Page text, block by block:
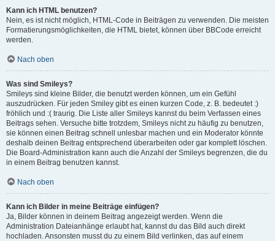
Kann ich HTML benutzen?
Nein, es ist nicht möglich, HTML-Code in Beiträgen zu verwenden. Die meisten
Formatierungsmöglichkeiten, die HTML bietet, können über BBCode erreicht
werden.
Nach oben
Was sind Smileys?
Smileys sind kleine Bilder, die benutzt werden können, um ein Gefühl
auszudrücken. Für jeden Smiley gibt es einen kurzen Code, z. B. bedeutet :)
fröhlich und :( traurig. Die Liste aller Smileys kannst du beim Verfassen eines
Beitrags sehen. Versuche bitte trotzdem, Smileys nicht zu häufig zu benutzen,
sie können einen Beitrag schnell unlesbar machen und ein Moderator könnte
deshalb deinen Beitrag entsprechend überarbeiten oder gar komplett löschen.
Die Board-Administration kann auch die Anzahl der Smileys begrenzen, die du
in einem Beitrag benutzen kannst.
Nach oben
Kann ich Bilder in meine Beiträge einfügen?
Ja, Bilder können in deinem Beitrag angezeigt werden. Wenn die
Administration Dateianhänge erlaubt hat, kannst du das Bild auch direkt
hochladen. Ansonsten musst du zu einem Bild verlinken, das auf einem